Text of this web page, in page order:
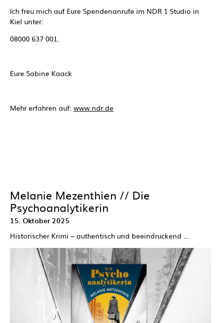
Ich freu mich auf Eure Spendenanrufe im NDR 1 Studio in
Kiel unter:
08000 637 001.
Eure Sabine Kaack
Mehr erfahren auf: www.ndr.de
Melanie Mezenthien // Die
Psychoanalytikerin
15. Oktober 2025
Historischer Krimi – authentisch und beeindruckend ...